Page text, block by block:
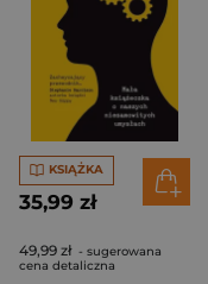
KSIĄŻKA
35,99 zł
49,99 zł - sugerowana
cena detaliczna